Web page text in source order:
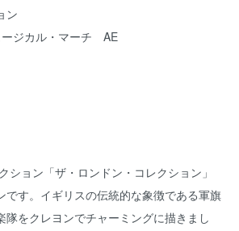
ン
ジカル・マーチ AE
ション「ザ・ロンドン・コレクション」
です。イギリスの伝統的な象徴である軍旗
隊をクレヨンでチャーミングに描きまし